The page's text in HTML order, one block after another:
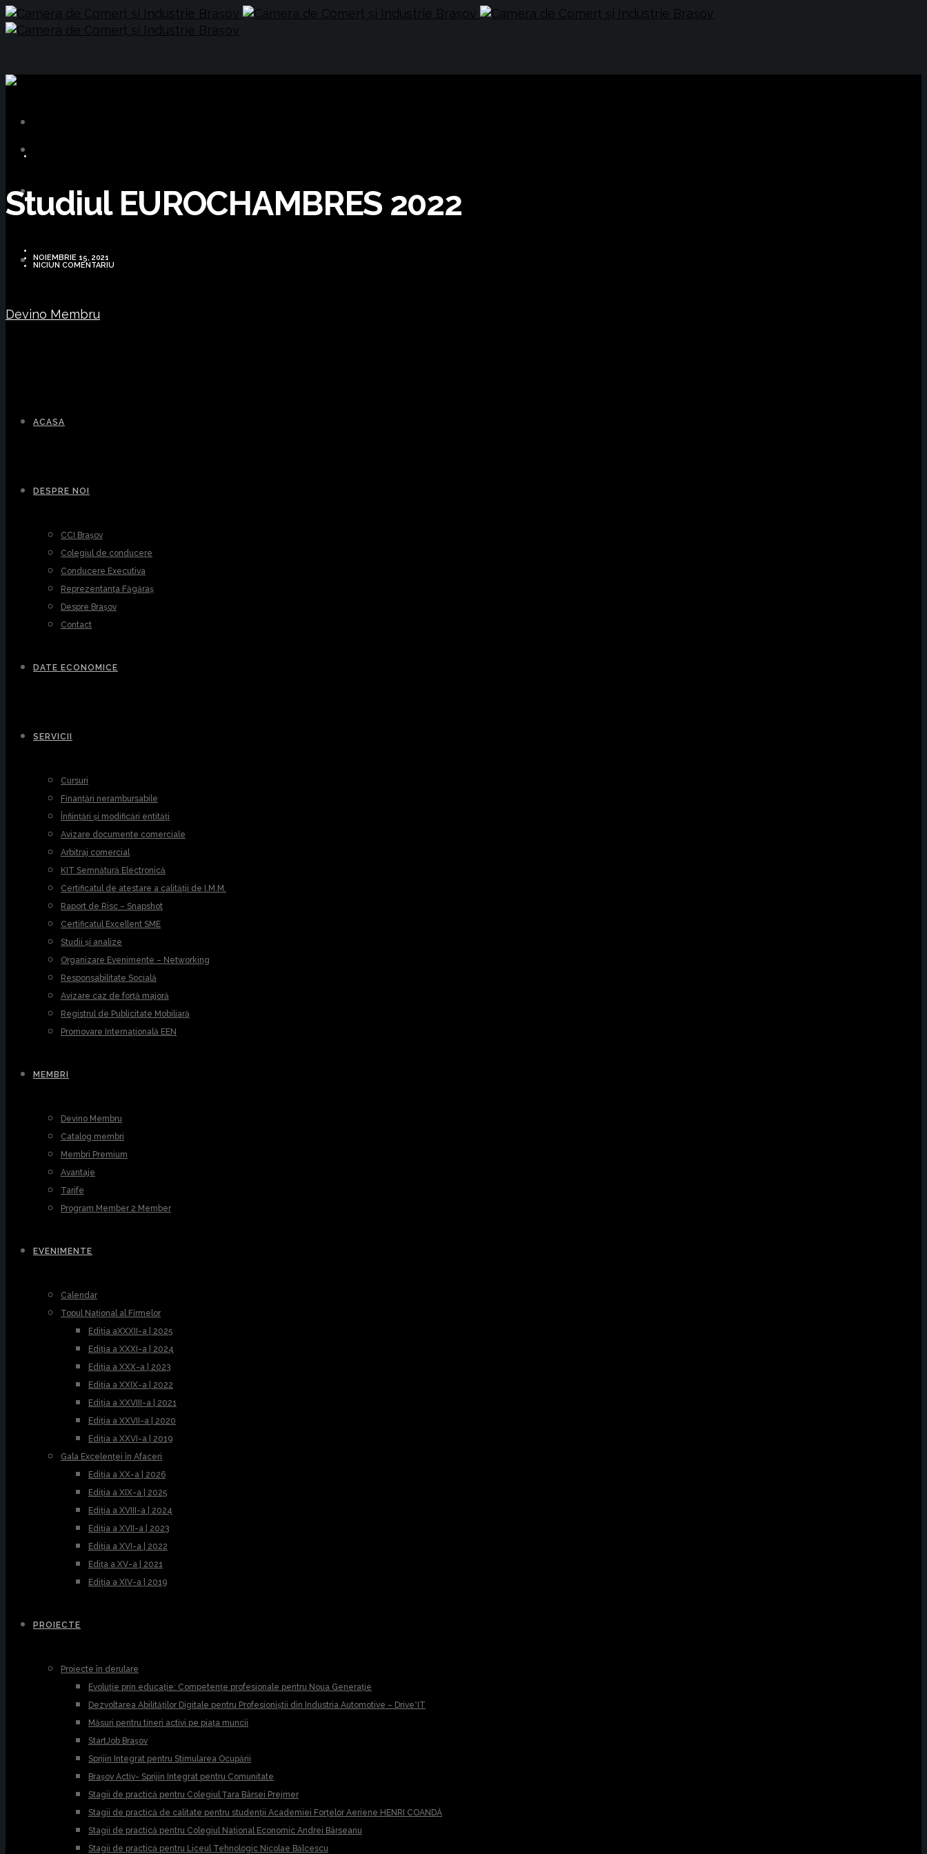
Devino Membru
ACASA
DESPRE NOI
CCI Brașov
Colegiul de conducere
Conducere Executiva
Reprezentanța Făgăraș
Despre Brașov
Contact
DATE ECONOMICE
SERVICII
Cursuri
Finanțări nerambursabile
Înființări și modificări entități
Avizare documente comerciale
Arbitraj comercial
KIT Semnătură Electronică
Certificatul de atestare a calității de I.M.M.
Raport de Risc – Snapshot
Certificatul Excellent SME
Studii și analize
Organizare Evenimente – Networking
Responsabilitate Socială
Avizare caz de forță majoră
Registrul de Publicitate Mobiliară
Promovare Internațională EEN
MEMBRI
Devino Membru
Catalog membri
Membri Premium
Avantaje
Tarife
Program Member 2 Member
EVENIMENTE
Calendar
Topul Național al Firmelor
Ediția aXXXII-a | 2025
Ediția a XXXI-a | 2024
Ediția a XXX-a | 2023
Ediția a XXIX-a | 2022
Ediția a XXVIII-a | 2021
Ediția a XXVII-a | 2020
Ediția a XXVI-a | 2019
Gala Excelenței în Afaceri
Ediția a XX-a | 2026
Ediția a XIX-a | 2025
Ediția a XVIII-a | 2024
Ediția a XVII-a | 2023
Ediția a XVI-a | 2022
Edița a XV-a | 2021
Ediția a XIV-a | 2019
PROIECTE
Proiecte în derulare
Evoluție prin educație: Competențe profesionale pentru Noua Generație
Dezvoltarea Abilităților Digitale pentru Profesioniștii din Industria Automotive – Drive*IT
Măsuri pentru tineri activi pe piața muncii
StartJob Brașov
Sprijin Integrat pentru Stimularea Ocupării
Brașov Activ- Sprijin Integrat pentru Comunitate
Stagii de practică pentru Colegiul Țara Bârsei Prejmer
Stagii de practică de calitate pentru studenții Academiei Forțelor Aeriene HENRI COANDĂ
Stagii de practică pentru Colegiul Național Economic Andrei Bârseanu
Stagii de practică pentru Liceul Tehnologic Nicolae Bălcescu
Studiul EUROCHAMBRES 2022
NOIEMBRIE 15, 2021
NICIUN COMENTARIU